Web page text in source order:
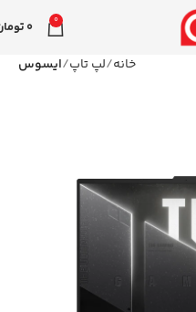
0
0
خانه لپ تاپ ایسوس